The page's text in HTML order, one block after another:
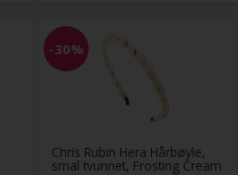
-30%
Chris Rubin Hera Hårbøyle,
smal tvunnet, Frosting Cream